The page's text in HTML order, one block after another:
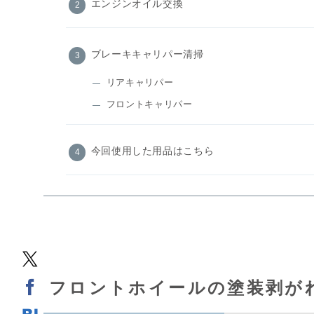
エンジンオイル交換
ブレーキキャリパー清掃
リアキャリパー
フロントキャリパー
今回使用した用品はこちら
フロントホイールの塗装剥が